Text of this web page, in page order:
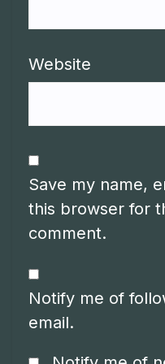
Website
Save my name,
this browser for
comment.
Notify me of
email.